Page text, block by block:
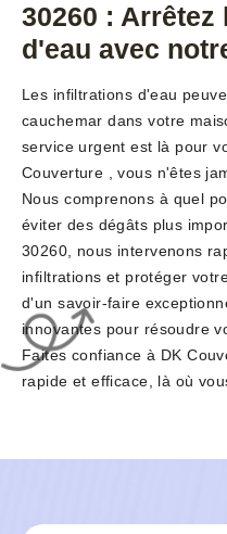
30260 :
d'eau avec
Les infiltrations d'eau
cauchemar dans votre
service urgent est là pour
Couverture , vous n'êtes
Nous comprenons à quel
éviter des dégâts plus
30260, nous intervenons
infiltrations et protéger
d'un savoir-faire
innovantes pour résoudre
Faites confiance à DK
rapide et efficace, là où